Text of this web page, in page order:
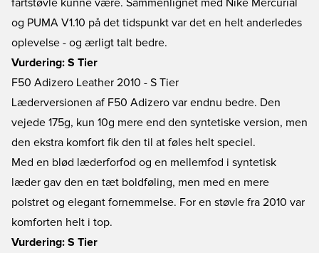
fartstøvle kunne være. Sammenlignet med Nike Mercurial
og PUMA V1.10 på det tidspunkt var det en helt anderledes
oplevelse - og ærligt talt bedre.
Vurdering: S Tier
F50 Adizero Leather 2010 - S Tier
Læderversionen af F50 Adizero var endnu bedre. Den
vejede 175g, kun 10g mere end den syntetiske version, men
den ekstra komfort fik den til at føles helt speciel.
Med en blød læderforfod og en mellemfod i syntetisk
læder gav den en tæt boldføling, men med en mere
polstret og elegant fornemmelse. For en støvle fra 2010 var
komforten helt i top.
Vurdering: S Tier